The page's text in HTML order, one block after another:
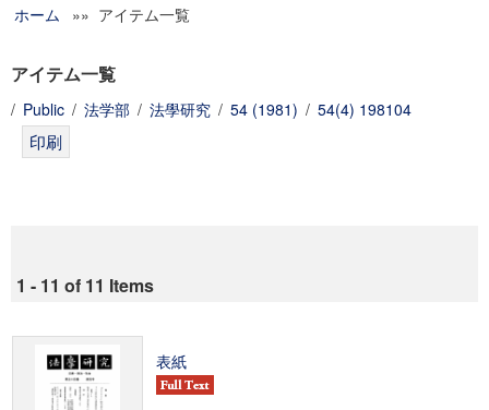
グローバルリサーチインスティテュート
科学研究費補助金研究成果報告書
慶應義塾大学グローバルCOEプログラム市民社会ガバナンス
ホーム »» アイテム一覧
アイテム一覧
/ Public / 法学部 / 法學研究 / 54 (1981) / 54(4) 198104
1 - 11 of 11 Items
表紙